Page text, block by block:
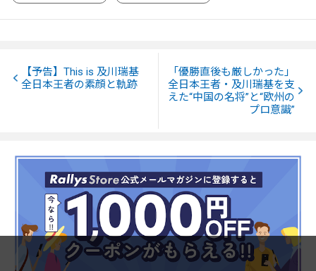
【予告】This is 及川瑞基
全日本王者の素顔と軌跡
「優勝直後も厳しかった」
全日本王者・及川瑞基を支
えた“中国の名将”と“欧州の
プロ意識”